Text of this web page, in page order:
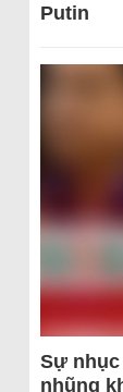
Putin
Sự
nhũng